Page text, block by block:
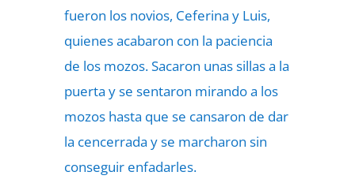
fueron los novios, Ceferina y Luis,
quienes acabaron con la paciencia
de los mozos. Sacaron unas sillas a la
puerta y se sentaron mirando a los
mozos hasta que se cansaron de dar
la cencerrada y se marcharon sin
conseguir enfadarles.